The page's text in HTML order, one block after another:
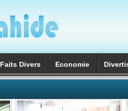
Faits Divers Economie